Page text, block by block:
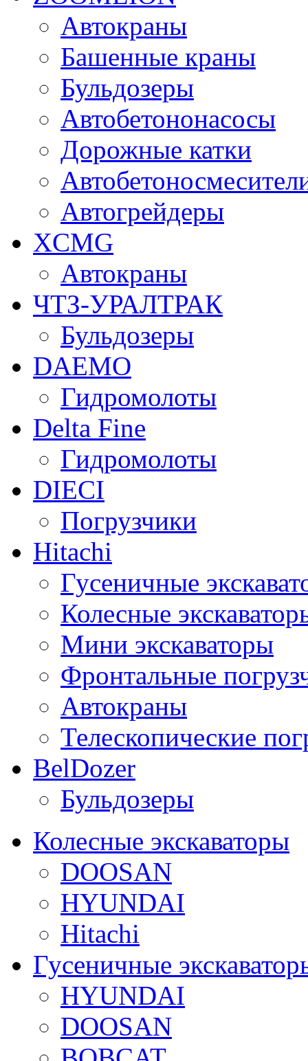
Автокраны
Башенные краны
Бульдозеры
Автобетононасосы
Дорожные катки
Автогрейдеры
XCMG
Автокраны
ЧТЗ-УРАЛТРАК
Бульдозеры
DAEMO
Гидромолоты
Delta Fine
Гидромолоты
DIECI
Погрузчики
Hitachi
Гусеничные
Колесные
Мини экскаваторы
Фронтальные
Автокраны
Телескопические
BelDozer
Бульдозеры
Колесные экскаваторы
DOOSAN
HYUNDAI
Hitachi
Гусеничные
HYUNDAI
DOOSAN